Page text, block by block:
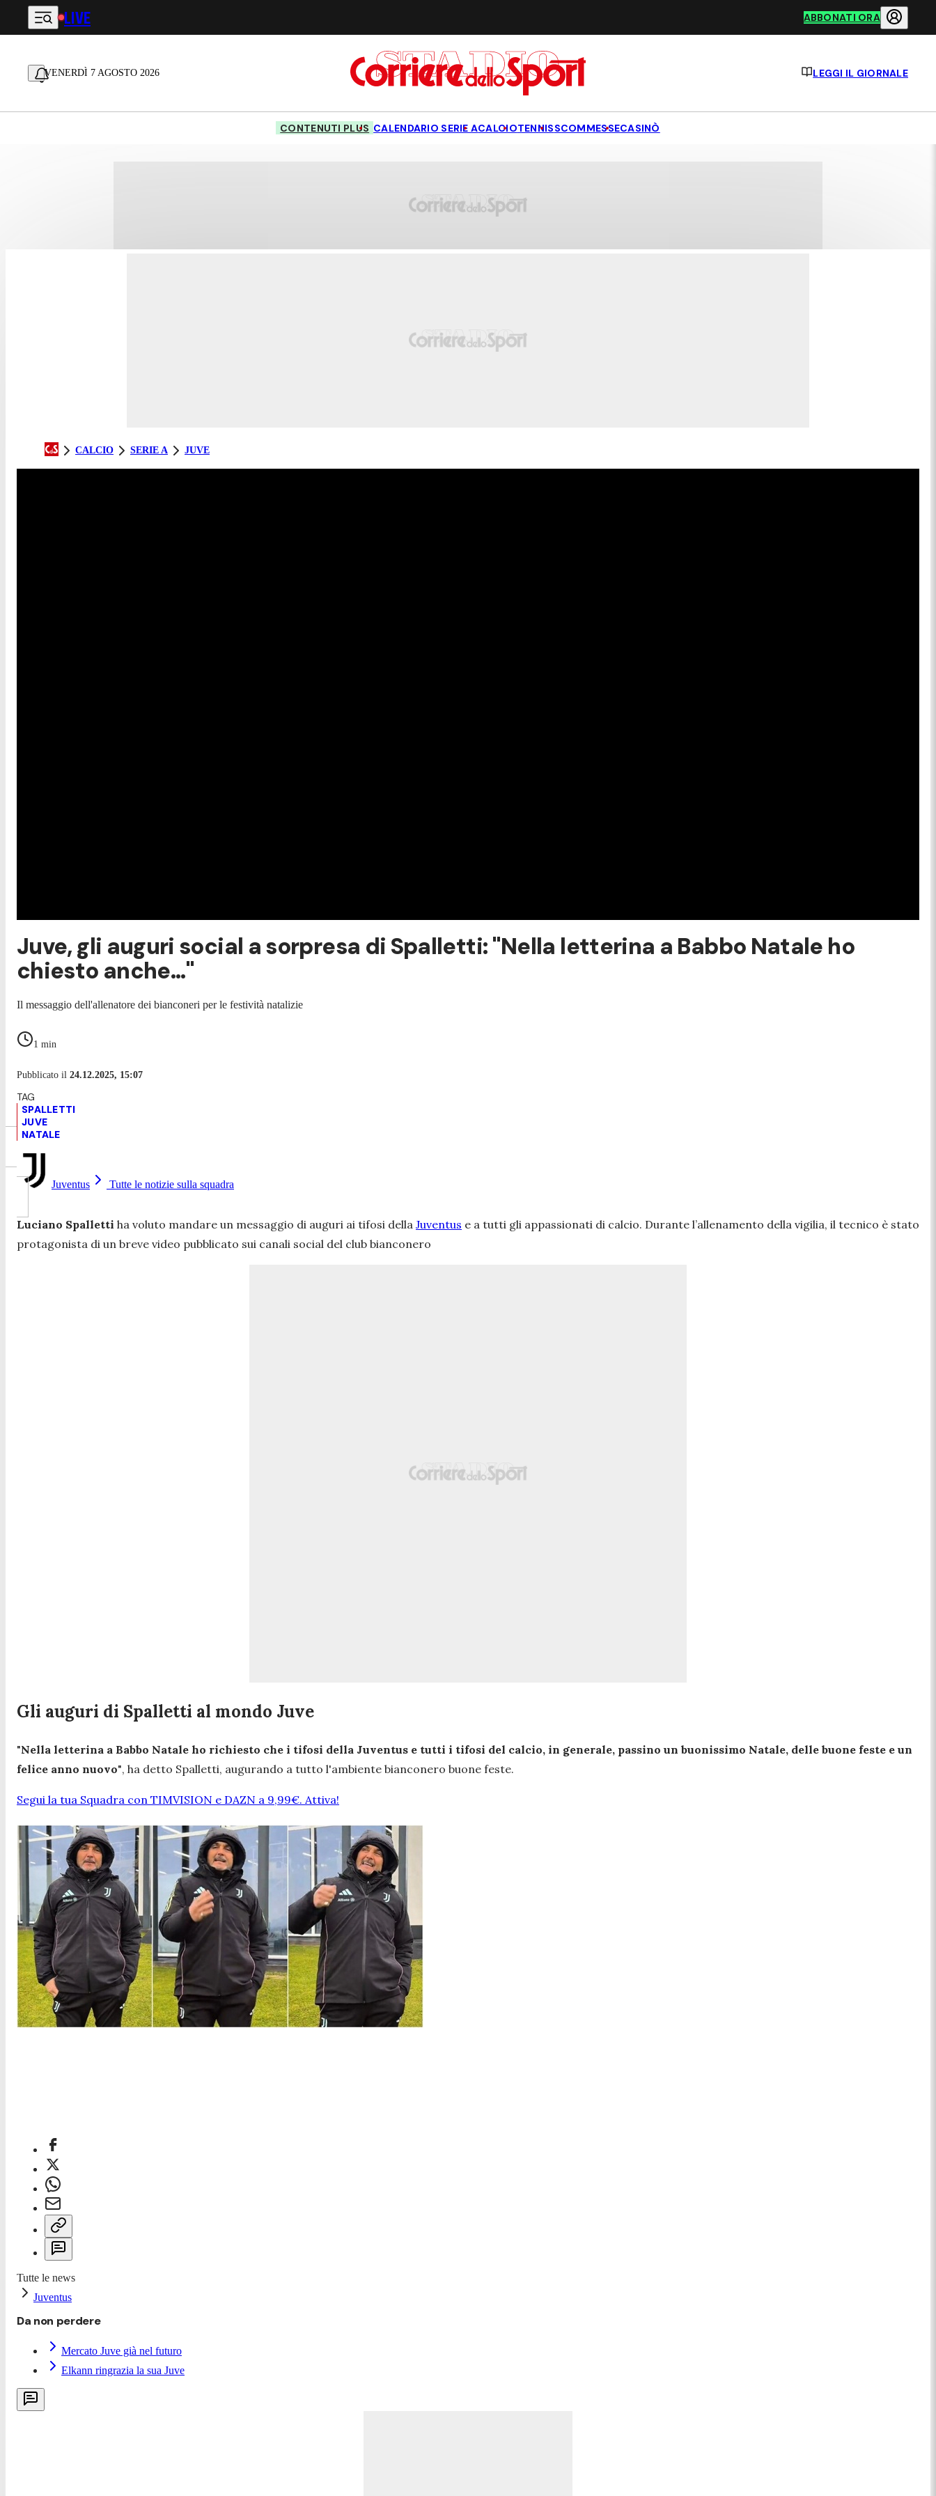
Vai al contenuto principale
LIVE ABBONATI ORA
VENERDÌ 7 AGOSTO 2026 LEGGI IL GIORNALE
CONTENUTI PLUS CALENDARIO SERIE ACALCIOTENNISSCOMMESSECASINÒ
CALCIO SERIE A JUVE
Juve, gli auguri social a sorpresa di Spalletti: "Nella letterina a Babbo Natale ho
chiesto anche..."
Il messaggio dell'allenatore dei bianconeri per le festività natalizie
1 min
Pubblicato il 24.12.2025, 15:07
SPALLETTI
JUVE
NATALE
Juventus Tutte le notizie sulla squadra
Luciano Spalletti ha voluto mandare un messaggio di auguri ai tifosi della Juventus e a tutti gli appassionati di calcio. Durante l’allenamento della vigilia, il tecnico è stato
protagonista di un breve video pubblicato sui canali social del club bianconero
Gli auguri di Spalletti al mondo Juve
"Nella letterina a Babbo Natale ho richiesto che i tifosi della Juventus e tutti i tifosi del calcio, in generale, passino un buonissimo Natale, delle buone feste e un
felice anno nuovo", ha detto Spalletti, augurando a tutto l'ambiente bianconero buone feste.
Segui la tua Squadra con TIMVISION e DAZN a 9,99€. Attiva!
Tutte le news
Juventus
Da non perdere
Mercato Juve già nel futuro
Elkann ringrazia la sua Juve